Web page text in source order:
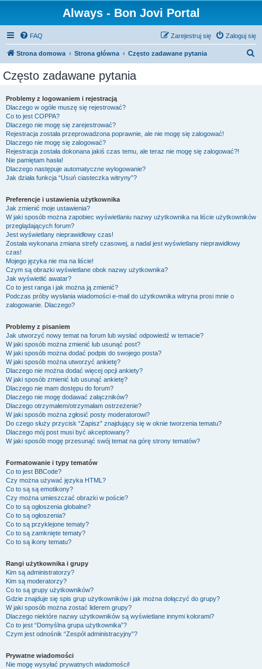
Always - Bon Jovi Portal
FAQ Zaloguj się
Zarejestruj się
Strona domowa Strona główna Często zadawane pytania
Często zadawane pytania
Problemy z logowaniem i rejestracją
Dlaczego w ogóle muszę się rejestrować?
Co to jest COPPA?
Dlaczego nie mogę się zarejestrować?
Rejestracja została przeprowadzona poprawnie, ale nie mogę się zalogować!
Dlaczego nie mogę się zalogować?
Rejestracja została dokonana jakiś czas temu, ale teraz nie mogę się zalogować?!
Nie pamiętam hasła!
Dlaczego następuje automatyczne wylogowanie?
Jak działa funkcja “Usuń ciasteczka witryny”?
Preferencje i ustawienia użytkownika
Jak zmienić moje ustawienia?
W jaki sposób można zapobiec wyświetlaniu nazwy użytkownika na liście użytkowników
przeglądających forum?
Jest wyświetlany nieprawidłowy czas!
Została wykonana zmiana strefy czasowej, a nadal jest wyświetlany nieprawidłowy
czas!
Mojego języka nie ma na liście!
Czym są obrazki wyświetlane obok nazwy użytkownika?
Jak wyświetlić awatar?
Co to jest ranga i jak można ją zmienić?
Podczas próby wysłania wiadomości e-mail do użytkownika witryna prosi mnie o
zalogowanie. Dlaczego?
Problemy z pisaniem
Jak utworzyć nowy temat na forum lub wysłać odpowiedź w temacie?
W jaki sposób można zmienić lub usunąć post?
W jaki sposób można dodać podpis do swojego posta?
W jaki sposób można utworzyć ankietę?
Dlaczego nie można dodać więcej opcji ankiety?
W jaki sposób zmienić lub usunąć ankietę?
Dlaczego nie mam dostępu do forum?
Dlaczego nie mogę dodawać załączników?
Dlaczego otrzymałem/otrzymałam ostrzeżenie?
W jaki sposób można zgłosić posty moderatorowi?
Do czego służy przycisk “Zapisz” znajdujący się w oknie tworzenia tematu?
Dlaczego mój post musi być akceptowany?
W jaki sposób mogę przesunąć swój temat na górę strony tematów?
Formatowanie i typy tematów
Co to jest BBCode?
Czy można używać języka HTML?
Co to są są emotikony?
Czy można umieszczać obrazki w poście?
Co to są ogłoszenia globalne?
Co to są ogłoszenia?
Co to są przyklejone tematy?
Co to są zamknięte tematy?
Co to są ikony tematu?
Rangi użytkownika i grupy
Kim są administratorzy?
Kim są moderatorzy?
Co to są grupy użytkowników?
Gdzie znajduje się spis grup użytkowników i jak można dołączyć do grupy?
W jaki sposób można zostać liderem grupy?
Dlaczego niektóre nazwy użytkowników są wyświetlane innymi kolorami?
Co to jest “Domyślna grupa użytkownika”?
Czym jest odnośnik “Zespół administracyjny”?
Prywatne wiadomości
Nie mogę wysyłać prywatnych wiadomości!